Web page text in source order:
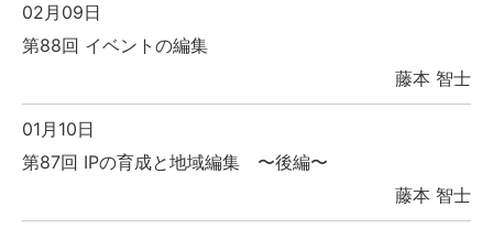
02月09日
第88回 イベントの編集
藤本 智士
01月10日
第87回 IPの育成と地域編集 〜後編〜
藤本 智士